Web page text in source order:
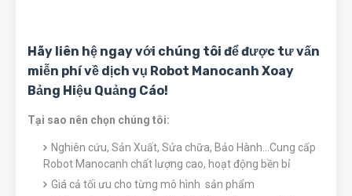
Hãy liên hệ ngay với chúng tôi để được tư vấn
miễn phí về dịch vụ Robot Manocanh Xoay
Bảng Hiệu Quảng Cáo!
Tại sao nên chọn chúng tôi:
Nghiên cứu, Sản Xuất, Sửa chữa, Bảo Hành...Cung cấp
Robot Manocanh chất lượng cao, hoạt động bền bỉ
Giá cả tối ưu cho từng mô hình sản phẩm